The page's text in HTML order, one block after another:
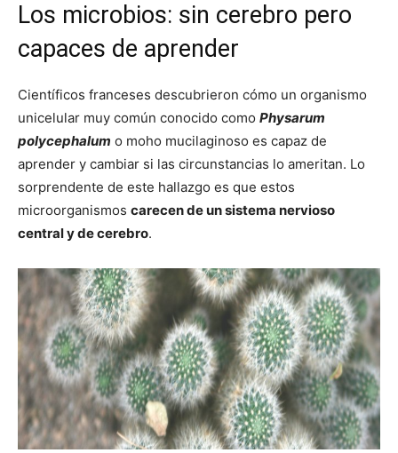
Los microbios: sin cerebro pero
capaces de aprender
Científicos franceses descubrieron cómo un organismo
unicelular muy común conocido como Physarum
polycephalum o moho mucilaginoso es capaz de
aprender y cambiar si las circunstancias lo ameritan. Lo
sorprendente de este hallazgo es que estos
microorganismos carecen de un sistema nervioso
central y de cerebro.